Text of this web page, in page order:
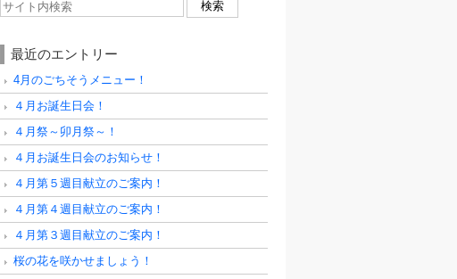
最近のエントリー
4月のごちそうメニュー！
４月お誕生日会！
４月祭～卯月祭～！
４月お誕生日会のお知らせ！
４月第５週目献立のご案内！
４月第４週目献立のご案内！
４月第３週目献立のご案内！
桜の花を咲かせましょう！